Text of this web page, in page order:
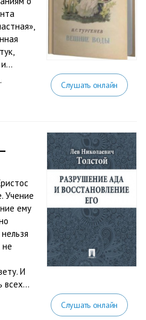
Слушать онлайн
Учение
ему
не
И
всех...
Слушать онлайн